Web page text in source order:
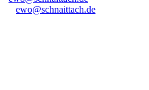
ewo@schnaittach.de